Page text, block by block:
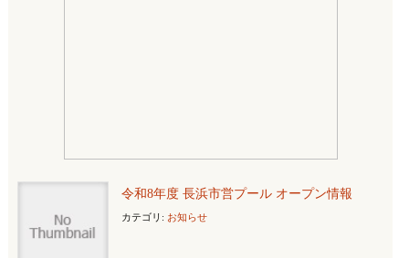
令和8年度 長浜市営プール オープン情報
カテゴリ: お知らせ